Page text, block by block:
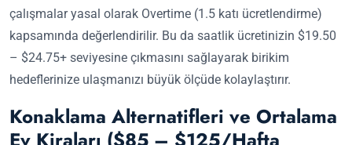
çalışmalar yasal olarak Overtime (1.5 katı ücretlendirme)
kapsamında değerlendirilir. Bu da saatlik ücretinizin $19.50
– $24.75+ seviyesine çıkmasını sağlayarak birikim
hedeflerinize ulaşmanızı büyük ölçüde kolaylaştırır.
Konaklama Alternatifleri ve Ortalama